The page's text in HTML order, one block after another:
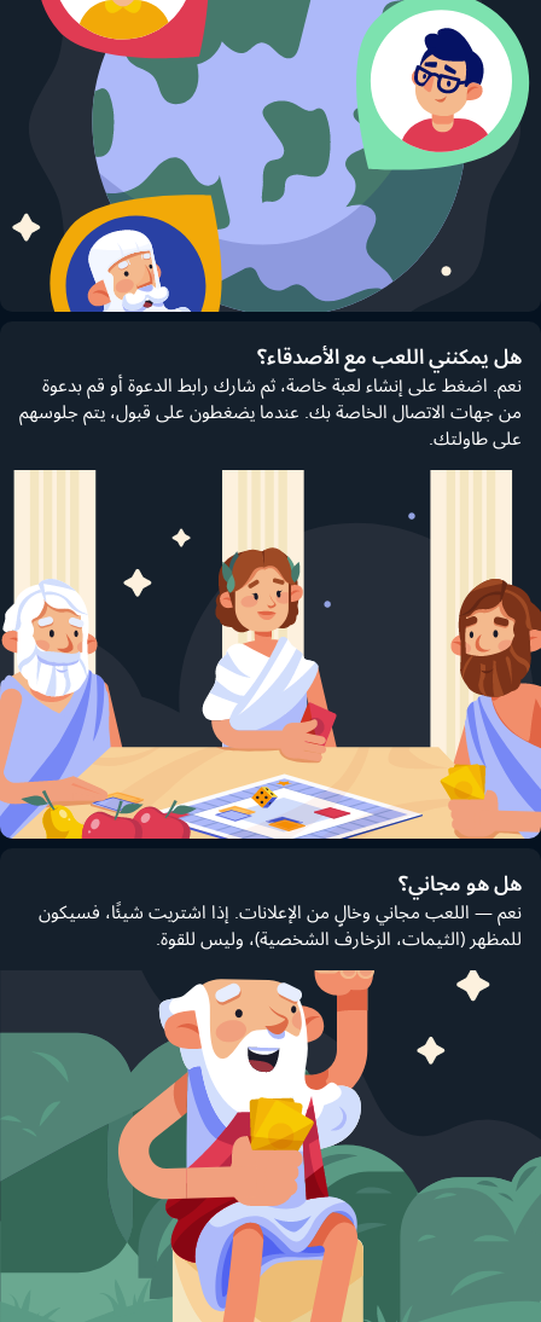
هل يمكنني اللعب مع الأصدقاء؟
نعم. اضغط على إنشاء لعبة خاصة، ثم شارك رابط الدعوة أو قم بدعوة
من جهات الاتصال الخاصة بك. عندما يضغطون على قبول، يتم جلوسهم
على طاولتك.
هل هو مجاني؟
نعم — اللعب مجاني وخالٍ من الإعلانات. إذا اشتريت شيئًا، فسيكون
للمظهر (الثيمات، الزخارف الشخصية)، وليس للقوة.